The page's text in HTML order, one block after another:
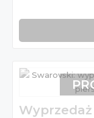
Wyprzedaż